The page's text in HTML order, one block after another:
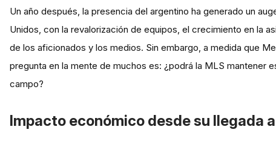
Un año después, la presencia del argentino ha generado un
Unidos, con la revalorización de equipos, el crecimiento en la
de los aficionados y los medios. Sin embargo, a medida que
pregunta en la mente de muchos es: ¿podrá la MLS mantener
campo?
Impacto económico desde su llegada